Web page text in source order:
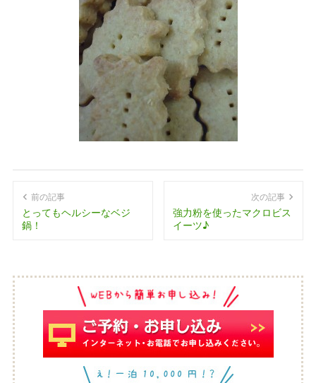
前の記事
とってもヘルシーなベジ
鍋！
次の記事
強力粉を使ったマクロビス
イーツ♪